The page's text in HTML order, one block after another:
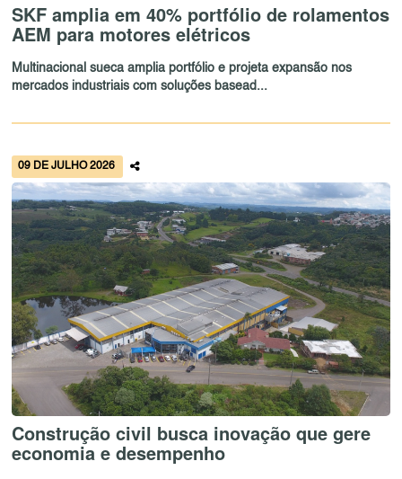
SKF amplia em 40% portfólio de rolamentos
AEM para motores elétricos
Multinacional sueca amplia portfólio e projeta expansão nos
mercados industriais com soluções basead...
09 DE JULHO 2026
Construção civil busca inovação que gere
economia e desempenho